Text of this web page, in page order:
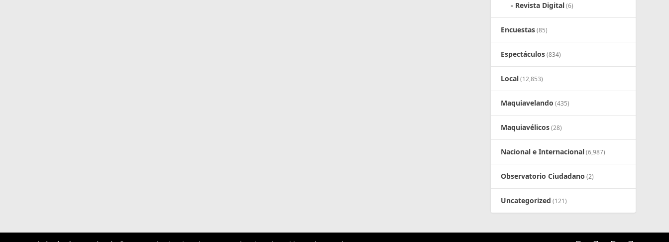
Revista Digital(6)
Encuestas(85)
Espectáculos(834)
Local(12,853)
Maquiavelando (435)
Maquiavélicos(28)
Nacional e Internacional(6,987)
Observatorio Ciudadano (2)
Uncategorized (121)